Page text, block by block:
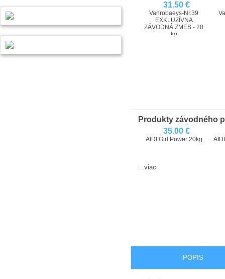
31.50 €
Vanrobaeys-Nr.39
EXKLUZÍVNA
ZÁVODNÁ ZMES - 20
kg
Produkty závodného
35.00 €
AIDI Girl Power 20kg
...viac
POPIS